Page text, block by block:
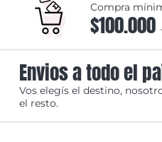
Compra
$100.000
Envios a todo el
Vos elegís el destino,
el resto.